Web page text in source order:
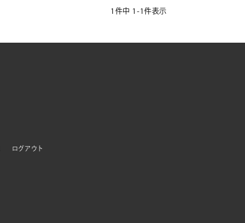
1 件中 1 -1件表示
ログアウト